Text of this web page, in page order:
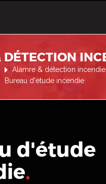
DÉTECTION
Alamre & détection incendie
Bureau d'étude incendie
d'étude
.